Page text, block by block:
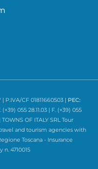
P.IVA/CF 01811660503 | PEC:
055 28.11.03 | F. (+39) 055
| TOWNS OF ITALY SRL Tour
and tourism agencies with
Toscana - Insurance
n. 4710015